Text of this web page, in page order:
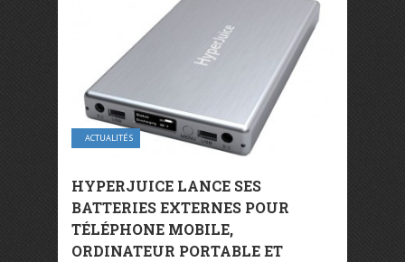
ACTUALITÉS
HYPERJUICE LANCE SES
BATTERIES EXTERNES POUR
TÉLÉPHONE MOBILE,
ORDINATEUR PORTABLE ET